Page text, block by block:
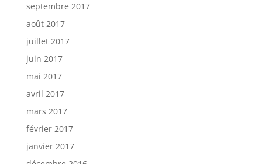
septembre 2017
août 2017
juillet 2017
juin 2017
mai 2017
avril 2017
mars 2017
février 2017
janvier 2017